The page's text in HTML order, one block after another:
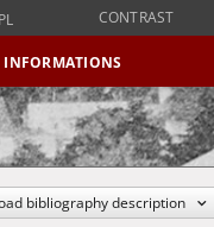
PL CONTRAST
INFORMATIONS
bibliography description